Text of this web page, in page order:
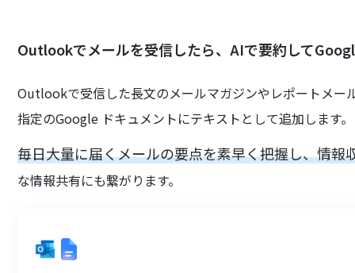
Outlookでメールを受信したら、AIで要約して
Outlookで受信した長文のメールマガジンやレポートメー
指定のGoogle ドキュメントにテキストとして追加します。
毎日大量に届くメールの要点を素早く把握し、情報
な情報共有にも繋がります。